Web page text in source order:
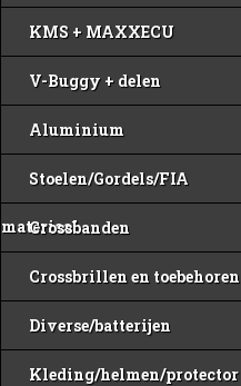
KMS + MAXXECU
V-Buggy + delen
Aluminium
Stoelen/Gordels/FIA
materiaal
Crossbanden
Crossbrillen en toebehoren
Diverse/batterijen
Kleding/helmen/protector